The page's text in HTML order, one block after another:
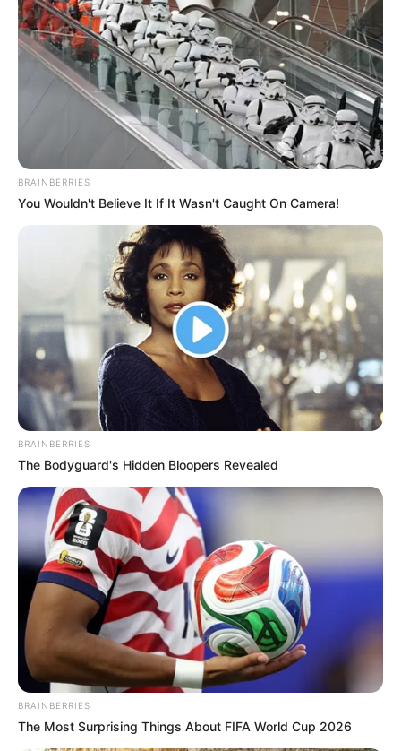
Meg akarták erőszakolni Gáspár Beát.
. Amikor kiderült ki volt a maszkos férfi..
Bea elsírta magát
BRAINBERRIES
You Wouldn't Believe It If It Wasn't Caught On Camera!
BRAINBERRIES
The Bodyguard's Hidden Bloopers Revealed
BRAINBERRIES
The Most Surprising Things About FIFA World Cup 2026